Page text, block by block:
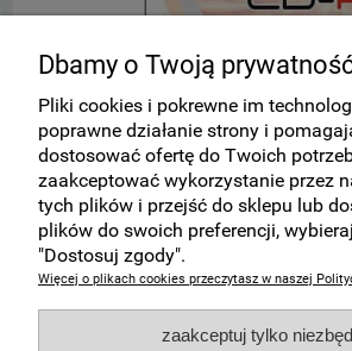
(!) Płyta CD-R w kopercie
1,88 zł
do koszyka
Dbamy o Twoją
Pliki cookies i pokrewne im
poprawne działanie strony i
dostosować ofertę do Twoich
zaakceptować wykorzystanie przez
tych plików i przejść do sklepu lub
plików do swoich preferencji,
"Dostosuj zgody".
Więcej o plikach cookies przeczytasz w naszej
zaakceptuj tylko